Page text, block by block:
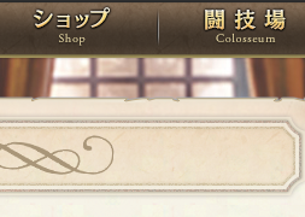
タジオ ショップ